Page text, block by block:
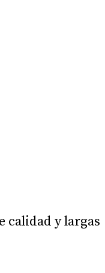
calidad y largas